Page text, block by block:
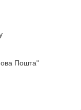
Пошта"